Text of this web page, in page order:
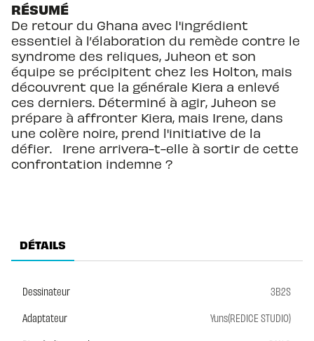
RÉSUMÉ
De retour du Ghana avec l'ingrédient
essentiel à l’élaboration du remède contre le
syndrome des reliques, Juheon et son
équipe se précipitent chez les Holton, mais
découvrent que la générale Kiera a enlevé
ces derniers. Déterminé à agir, Juheon se
prépare à affronter Kiera, mais Irene, dans
une colère noire, prend l'initiative de la
défier. Irene arrivera-t-elle à sortir de cette
confrontation indemne ?
DÉTAILS
Dessinateur
3B2S
Adaptateur
Yuns(REDICE STUDIO)